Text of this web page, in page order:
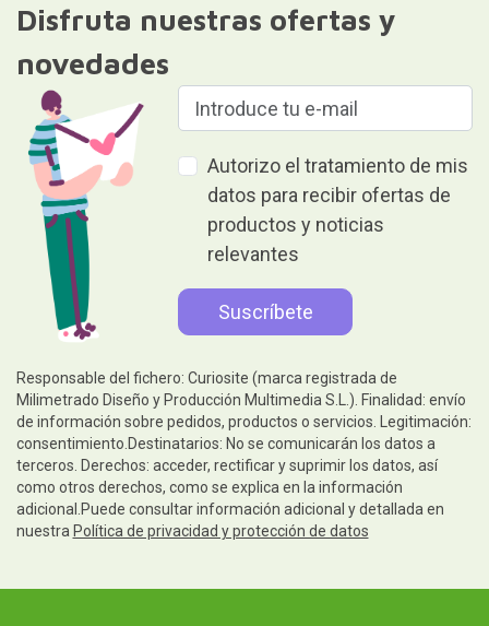
Disfruta nuestras ofertas y
novedades
Autorizo el tratamiento de mis
datos para recibir ofertas de
productos y noticias
relevantes
Responsable del fichero: Curiosite (marca registrada de
Milimetrado Diseño y Producción Multimedia S.L.). Finalidad: envío
de información sobre pedidos, productos o servicios. Legitimación:
consentimiento.Destinatarios: No se comunicarán los datos a
terceros. Derechos: acceder, rectificar y suprimir los datos, así
como otros derechos, como se explica en la información
adicional.Puede consultar información adicional y detallada en
nuestra Política de privacidad y protección de datos